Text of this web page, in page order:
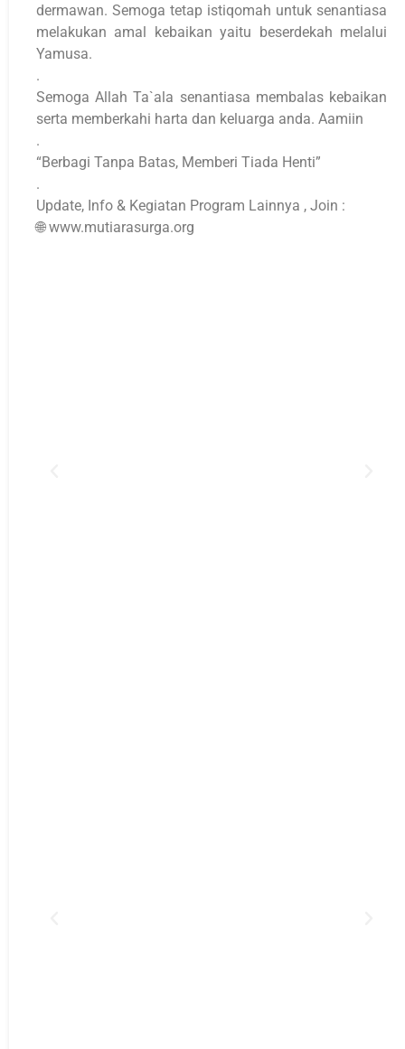
dermawan. Semoga tetap istiqomah untuk senantiasa
melakukan amal kebaikan yaitu beserdekah melalui
Yamusa.
.
Semoga Allah Ta`ala senantiasa membalas kebaikan
serta memberkahi harta dan keluarga anda. Aamiin
.
“Berbagi Tanpa Batas, Memberi Tiada Henti”
.
Update, Info & Kegiatan Program Lainnya , Join :
🌐 www.mutiarasurga.org